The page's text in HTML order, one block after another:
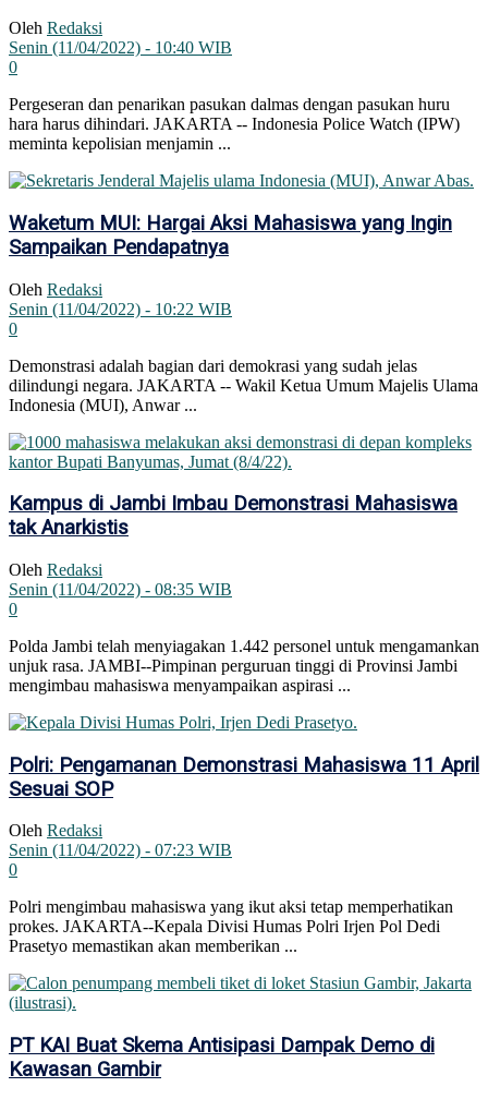
Oleh Redaksi
Senin (11/04/2022) - 10:40 WIB
0
Pergeseran dan penarikan pasukan dalmas dengan pasukan huru
hara harus dihindari. JAKARTA -- Indonesia Police Watch (IPW)
meminta kepolisian menjamin ...
Waketum MUI: Hargai Aksi Mahasiswa yang Ingin
Sampaikan Pendapatnya
Oleh Redaksi
Senin (11/04/2022) - 10:22 WIB
0
Demonstrasi adalah bagian dari demokrasi yang sudah jelas
dilindungi negara. JAKARTA -- Wakil Ketua Umum Majelis Ulama
Indonesia (MUI), Anwar ...
Kampus di Jambi Imbau Demonstrasi Mahasiswa
tak Anarkistis
Oleh Redaksi
Senin (11/04/2022) - 08:35 WIB
0
Polda Jambi telah menyiagakan 1.442 personel untuk mengamankan
unjuk rasa. JAMBI--Pimpinan perguruan tinggi di Provinsi Jambi
mengimbau mahasiswa menyampaikan aspirasi ...
Polri: Pengamanan Demonstrasi Mahasiswa 11 April
Sesuai SOP
Oleh Redaksi
Senin (11/04/2022) - 07:23 WIB
0
Polri mengimbau mahasiswa yang ikut aksi tetap memperhatikan
prokes. JAKARTA--Kepala Divisi Humas Polri Irjen Pol Dedi
Prasetyo memastikan akan memberikan ...
PT KAI Buat Skema Antisipasi Dampak Demo di
Kawasan Gambir